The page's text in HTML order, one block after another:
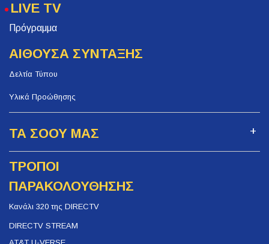
LIVE TV
Πρόγραμμα
ΑΙΘΟΥΣΑ ΣΥΝΤΑΞΗΣ
Δελτία Τύπου
Υλικά Προώθησης
ΤΑ ΣΟΟΥ ΜΑΣ
ΤΡΟΠΟΙ
ΠΑΡΑΚΟΛΟΥΘΗΣΗΣ
Κανάλι 320 της DIRECTV
DIRECTV STREAM
AT&T U-VERSE